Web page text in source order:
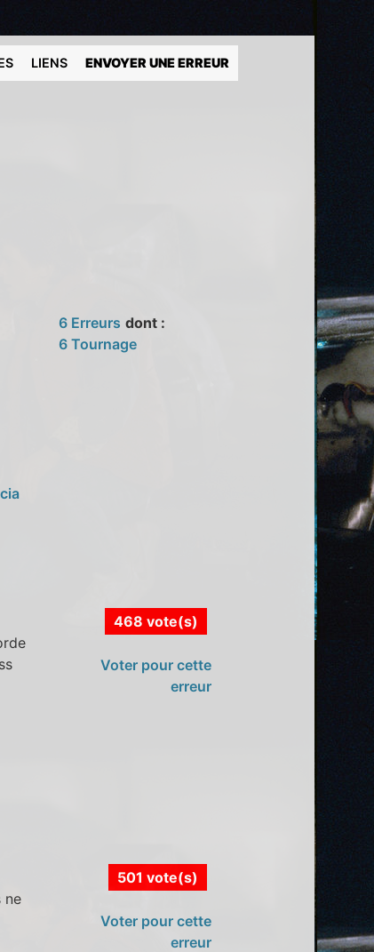
LIENS ENVOYER UNE ERREUR
6 Erreurs dont :
6 Tournage
468 vote(s)
Voter pour cette
erreur
ne
501 vote(s)
Voter pour cette
erreur